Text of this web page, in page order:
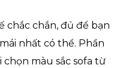
chắc chắn, đủ để bạn
nhất có thể. Phần
màu sắc sofa từ